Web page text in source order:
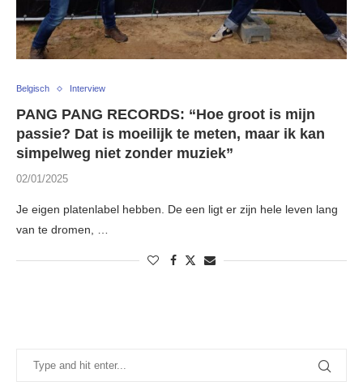
Belgisch Interview
PANG PANG RECORDS: “Hoe groot is mijn
passie? Dat is moeilijk te meten, maar ik kan
simpelweg niet zonder muziek”
02/01/2025
Je eigen platenlabel hebben. De een ligt er zijn hele leven lang
van te dromen, …